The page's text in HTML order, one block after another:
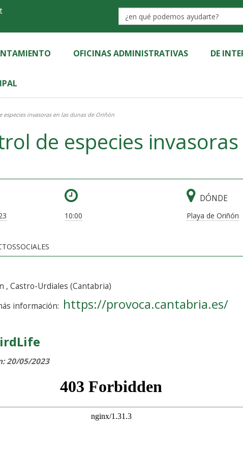
OFICINAS ADMINISTRATIVAS DE
especies invasoras en las dunas de Oriñón
de especies
10:00
DÓNDE
Playa de Oriñón
, Castro-Urdiales (Cantabria)
información: https://provoca.cantabria.es/
20/05/2023